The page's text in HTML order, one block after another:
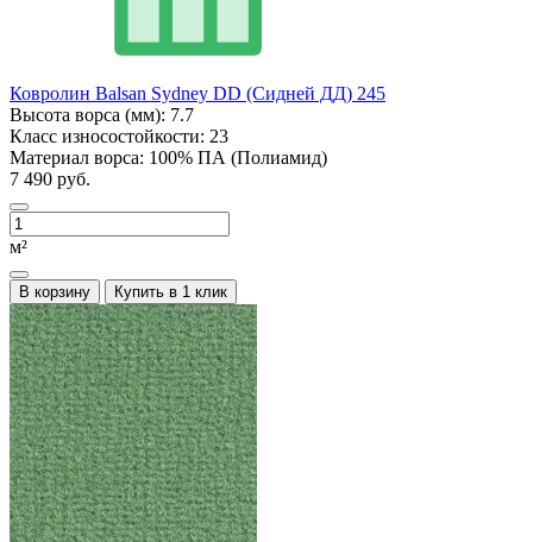
Ковролин Balsan Sydney DD (Сидней ДД) 245
Высота ворса (мм): 7.7
Класс износостойкости: 23
Материал ворса: 100% ПА (Полиамид)
7 490 руб.
м²
В корзину Купить в 1 клик